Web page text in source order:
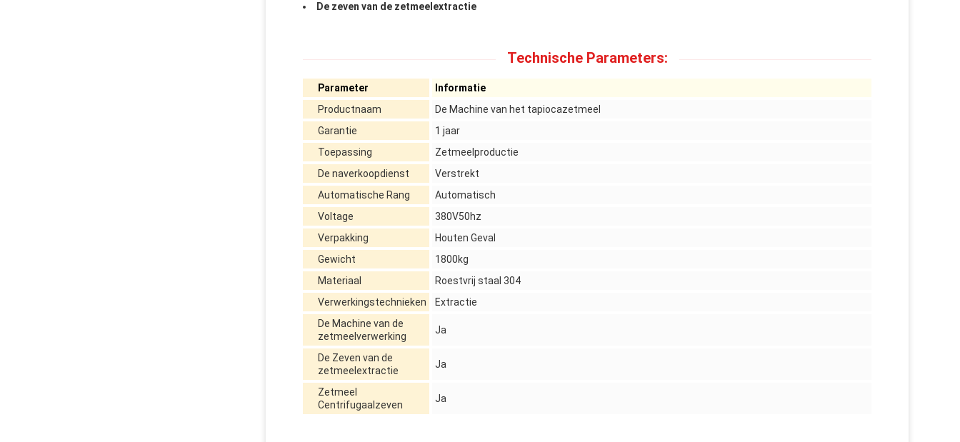
De zeven van de zetmeelextractie
Technische Parameters:
Parameter
Informatie
Productnaam
De Machine van het tapiocazetmeel
Garantie
1 jaar
Toepassing
Zetmeelproductie
De naverkoopdienst
Verstrekt
Automatische Rang
Automatisch
Voltage
380V50hz
Verpakking
Houten Geval
Gewicht
1800kg
Materiaal
Roestvrij staal 304
Verwerkingstechnieken
Extractie
De Machine van de
zetmeelverwerking
Ja
De Zeven van de
zetmeelextractie
Ja
Zetmeel
Centrifugaalzeven
Ja